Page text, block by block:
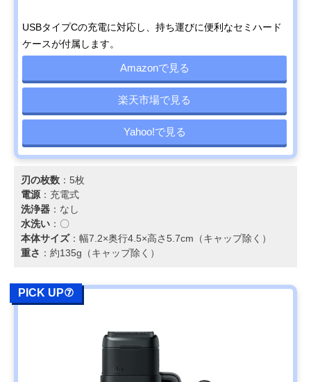
USBタイプCの充電に対応し、持ち運びに便利なセミハード
ケースが付属します。
Amazonで見る
楽天市場で見る
Yahoo!で見る
刃の枚数 ：5枚
電源 ：充電式
洗浄器 ：なし
水洗い ：〇
本体サイズ：幅7.2×奥行4.5×高さ5.7cm（キャップ除く）
重さ ：約135g（キャップ除く）
PICK UP⑦